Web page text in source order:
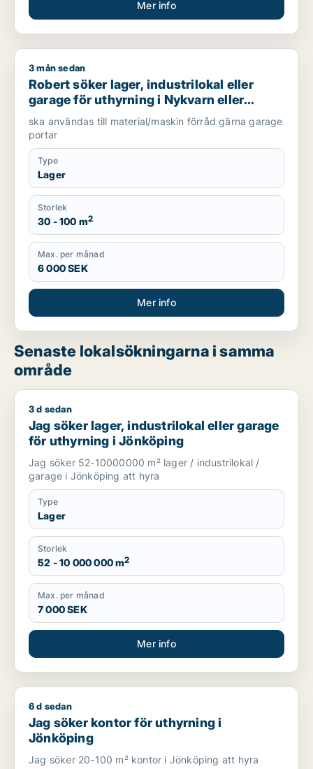
Mer info
Robert söker lager, industrilokal eller garage för uthyrning i
3 mån sedan
Robert söker lager, industrilokal eller
garage för uthyrning i Nykvarn eller
Södertälje
ska användas till material/maskin förråd gärna garage
portar
Type
Lager
Storlek
30 - 100 m2
Max. per månad
6 000 SEK
Mer info
Senaste lokalsökningarna i samma
område
Jag söker lager, industrilokal eller garage för uthyrning i
3 d sedan
Jag söker lager, industrilokal eller garage
för uthyrning i Jönköping
Jag söker 52-10000000 m² lager / industrilokal /
garage i Jönköping att hyra
Type
Lager
Storlek
52 - 10 000 000 m2
Max. per månad
7 000 SEK
Mer info
Jag söker kontor för uthyrning i Jönköping
6 d sedan
Jag söker kontor för uthyrning i
Jönköping
Jag söker 20-100 m² kontor i Jönköping att hyra